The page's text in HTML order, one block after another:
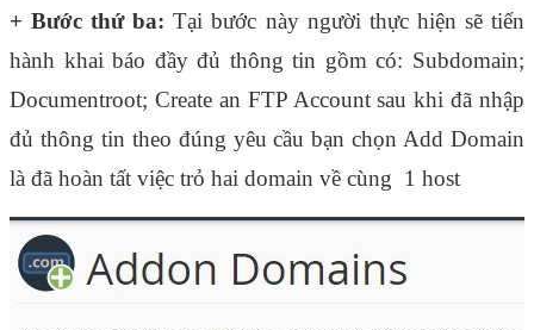
+ Bước thứ ba: Tại bước này người thực hiện sẽ tiến
hành khai báo đầy đủ thông tin gồm có: Subdomain;
Documentroot; Create an FTP Account sau khi đã nhập
đủ thông tin theo đúng yêu cầu bạn chọn Add Domain
là đã hoàn tất việc trỏ hai domain về cùng  1 host